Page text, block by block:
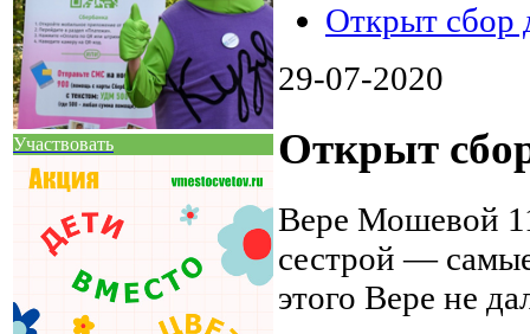
Участвовать
Открыт
29-07-2020
Открыт
Вере Мошевой
сестрой —
этого Вере не